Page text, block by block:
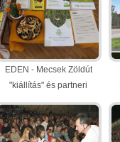
EDEN - Mecsek Zöldút
"kiállítás" és partneri
találkozó
(17 kép)